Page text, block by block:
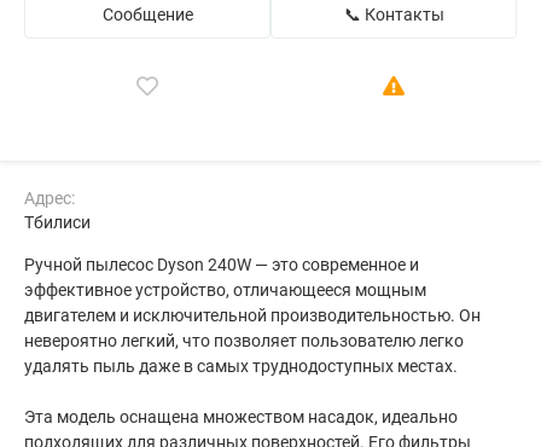
Сообщение 📞 Контакты
Адрес:
Тбилиси
Ручной пылесос Dyson 240W — это современное и
эффективное устройство, отличающееся мощным
двигателем и исключительной производительностью. Он
невероятно легкий, что позволяет пользователю легко
удалять пыль даже в самых труднодоступных местах.
Эта модель оснащена множеством насадок, идеально
подходящих для различных поверхностей. Его фильтры